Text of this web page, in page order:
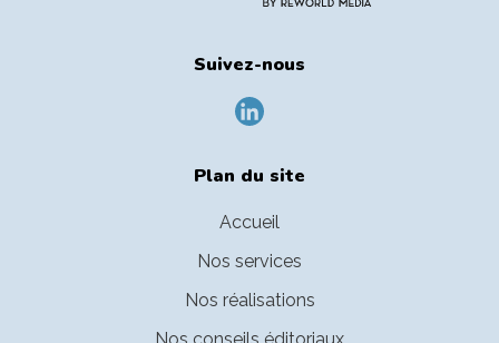
Suivez-nous
Plan du site
Accueil
Nos services
Nos réalisations